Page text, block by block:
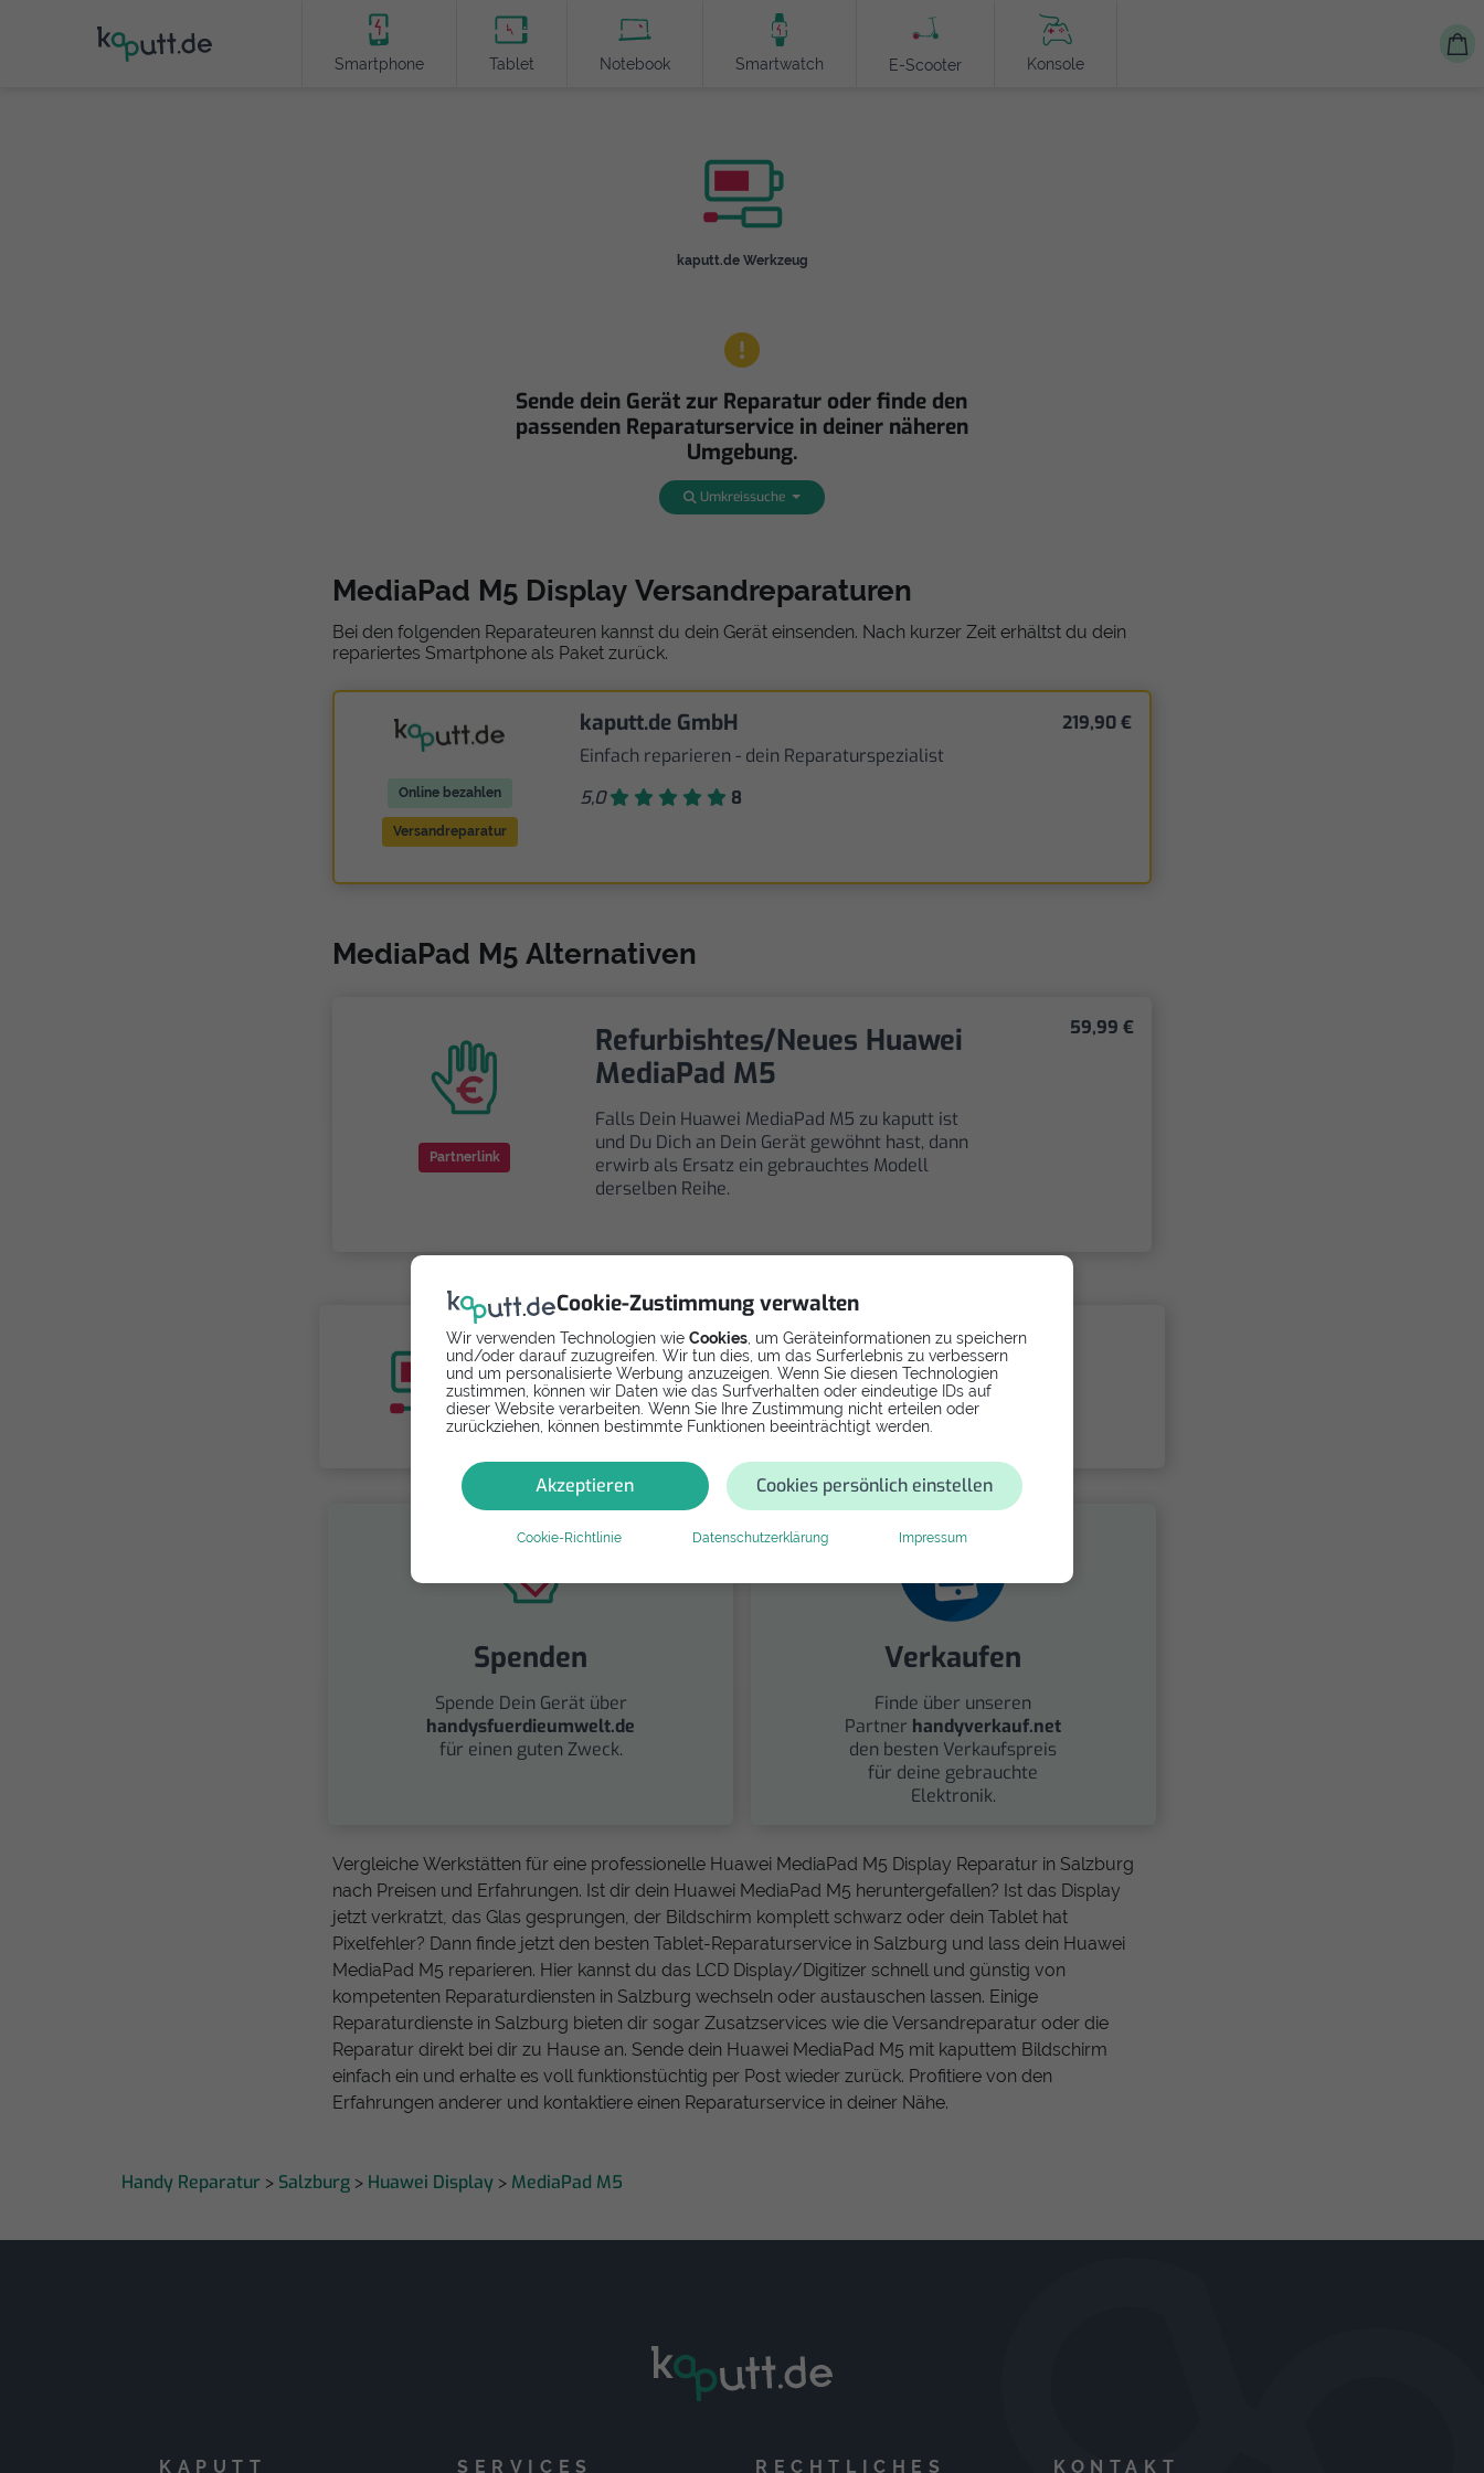
Cookie-Zustimmung verwalten
Wir verwenden Technologien wie Cookies , um Geräteinformationen zu speichern
und/oder darauf zuzugreifen. Wir tun dies, um das Surferlebnis zu verbessern
und um personalisierte Werbung anzuzeigen. Wenn Sie diesen Technologien
zustimmen, können wir Daten wie das Surfverhalten oder eindeutige IDs auf
dieser Website verarbeiten. Wenn Sie Ihre Zustimmung nicht erteilen oder
zurückziehen, können bestimmte Funktionen beeinträchtigt werden.
Akzeptieren Cookies persönlich einstellen
Cookie-Richtlinie Datenschutzerklärung Impressum
Smartphone Tablet Notebook Smartwatch E-Scooter Konsole
kaputt.de Werkzeug
Sende dein Gerät zur Reparatur oder finde den
passenden Reparaturservice in deiner näheren
Umgebung.
Umkreissuche
MediaPad M5 Display Versandreparaturen
Bei den folgenden Reparateuren kannst du dein Gerät einsenden. Nach kurzer Zeit erhältst du dein
repariertes Smartphone als Paket zurück.
Online bezahlen
Versandreparatur
kaputt.de GmbH
Einfach reparieren - dein Reparaturspezialist
5,0
8
219,90 €
MediaPad M5 Alternativen
Partnerlink
Refurbishtes/Neues Huawei
MediaPad M5
Falls Dein Huawei MediaPad M5 zu kaputt ist
und Du Dich an Dein Gerät gewöhnt hast, dann
erwirb als Ersatz ein gebrauchtes Modell
derselben Reihe.
59,99 €
Selbst reparieren
Repariere dein MediaPad M5 - Display mit
Videoanleitung selbst. Ersatzteile ab
Spenden
Spende Dein Gerät über
handysfuerdieumwelt.de
für einen guten Zweck.
Verkaufen
Finde über unseren
Partner handyverkauf.net
den besten Verkaufspreis
für deine gebrauchte
Elektronik.
Vergleiche Werkstätten für eine professionelle Huawei MediaPad M5 Display Reparatur in Salzburg
nach Preisen und Erfahrungen. Ist dir dein Huawei MediaPad M5 heruntergefallen? Ist das Display
jetzt verkratzt, das Glas gesprungen, der Bildschirm komplett schwarz oder dein Tablet hat
Pixelfehler? Dann finde jetzt den besten Tablet-Reparaturservice in Salzburg und lass dein Huawei
MediaPad M5 reparieren. Hier kannst du das LCD Display/Digitizer schnell und günstig von
kompetenten Reparaturdiensten in Salzburg wechseln oder austauschen lassen. Einige
Reparaturdienste in Salzburg bieten dir sogar Zusatzservices wie die Versandreparatur oder die
Reparatur direkt bei dir zu Hause an. Sende dein Huawei MediaPad M5 mit kaputtem Bildschirm
einfach ein und erhalte es voll funktionstüchtig per Post wieder zurück. Profitiere von den
Erfahrungen anderer und kontaktiere einen Reparaturservice in deiner Nähe.
Handy Reparatur > Salzburg > Huawei Display > MediaPad M5
KAPUTT SERVICES RECHTLICHES KONTAKT